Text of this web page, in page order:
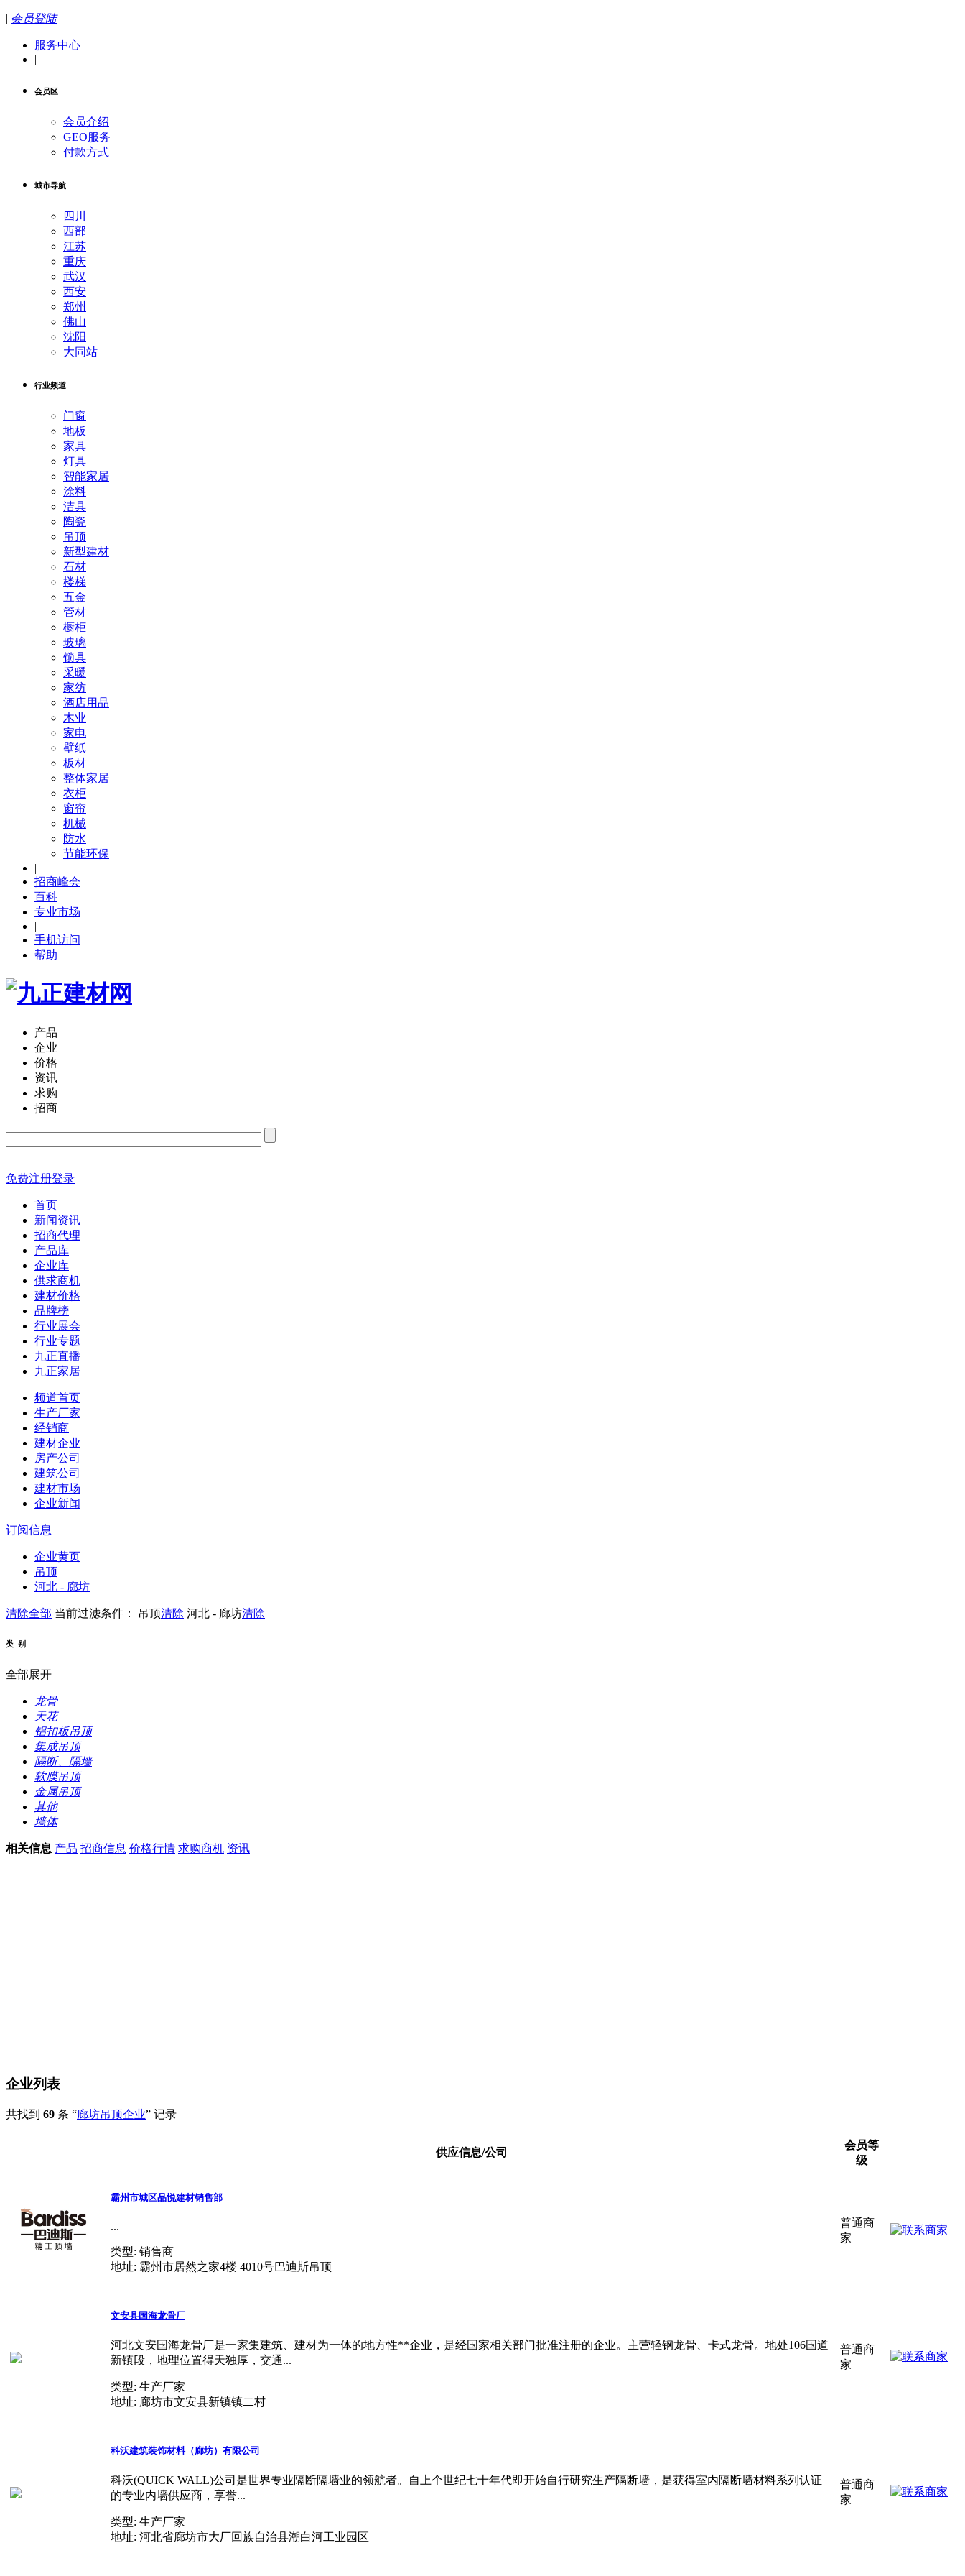
| 会员登陆
服务中心
|
会员区
会员介绍
GEO服务
付款方式
城市导航
四川
西部
江苏
重庆
武汉
西安
郑州
佛山
沈阳
大同站
行业频道
门窗
地板
家具
灯具
智能家居
涂料
洁具
陶瓷
吊顶
新型建材
石材
楼梯
五金
管材
橱柜
玻璃
锁具
采暖
家纺
酒店用品
木业
家电
壁纸
板材
整体家居
衣柜
窗帘
机械
防水
节能环保
|
招商峰会
百科
专业市场
|
手机访问
帮助
产品
企业
价格
资讯
求购
招商
免费注册登录
首页
新闻资讯
招商代理
产品库
企业库
供求商机
建材价格
品牌榜
行业展会
行业专题
九正直播
九正家居
频道首页
生产厂家
经销商
建材企业
房产公司
建筑公司
建材市场
企业新闻
订阅信息
企业黄页
吊顶
河北 - 廊坊
清除全部 当前过滤条件： 吊顶清除 河北 - 廊坊清除
类 别
全部展开
龙骨
天花
铝扣板吊顶
集成吊顶
隔断、隔墙
软膜吊顶
金属吊顶
其他
墙体
相关信息 产品 招商信息 价格行情 求购商机 资讯
企业列表
共找到 69 条 “廊坊吊顶企业” 记录
供应信息/公司
会员等
级
霸州市城区品悦建材销售部
...
类型: 销售商
地址: 霸州市居然之家4楼 4010号巴迪斯吊顶
普通商
家
文安县国海龙骨厂
河北文安国海龙骨厂是一家集建筑、建材为一体的地方性**企业，是经国家相关部门批准注册的企业。主营轻钢龙骨、卡式龙骨。地处106国道
新镇段，地理位置得天独厚，交通...
类型: 生产厂家
地址: 廊坊市文安县新镇镇二村
普通商
家
科沃建筑装饰材料（廊坊）有限公司
科沃(QUICK WALL)公司是世界专业隔断隔墙业的领航者。自上个世纪七十年代即开始自行研究生产隔断墙，是获得室内隔断墙材料系列认证
的专业内墙供应商，享誉...
类型: 生产厂家
地址: 河北省廊坊市大厂回族自治县潮白河工业园区
普通商
家